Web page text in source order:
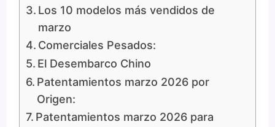
Los 10 modelos más vendidos de
marzo
Comerciales Pesados:
El Desembarco Chino
Patentamientos marzo 2026 por
Origen:
Patentamientos marzo 2026 para